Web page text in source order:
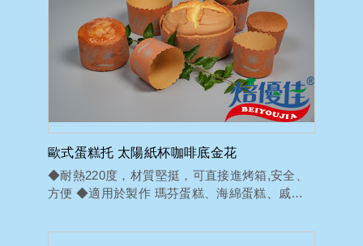
歐式蛋糕托 太陽紙杯咖啡底金花
◆耐熱220度，材質堅挺，可直接進烤箱,安全、
方便 ◆適用於製作 瑪芬蛋糕、海綿蛋糕、戚風